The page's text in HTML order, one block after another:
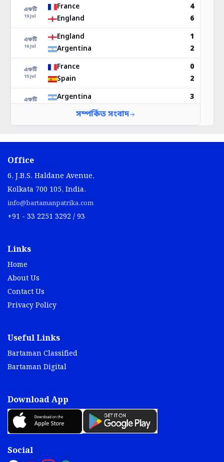
Office
6, J.B.S. Haldane Avenue,
Kolkata 700 105, India.
info@bartamanpatrika.com
+91 - 33 2251 3292 / 93
Links
Home
About Us
Contact Us
Privacy Policy
Useful Links
Bartaman Classified
Bartaman Digital
Download App
Social